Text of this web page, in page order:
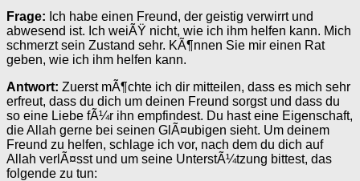
Frage: Ich habe einen Freund, der geistig verwirrt und
abwesend ist. Ich weiÃŸ nicht, wie ich ihm helfen kann. Mich
schmerzt sein Zustand sehr. KÃ¶nnen Sie mir einen Rat
geben, wie ich ihm helfen kann.
Antwort: Zuerst mÃ¶chte ich dir mitteilen, dass es mich sehr
erfreut, dass du dich um deinen Freund sorgst und dass du
so eine Liebe fÃ¼r ihn empfindest. Du hast eine Eigenschaft,
die Allah gerne bei seinen GlÃ¤ubigen sieht. Um deinem
Freund zu helfen, schlage ich vor, nach dem du dich auf
Allah verlÃ¤sst und um seine UnterstÃ¼tzung bittest, das
folgende zu tun: